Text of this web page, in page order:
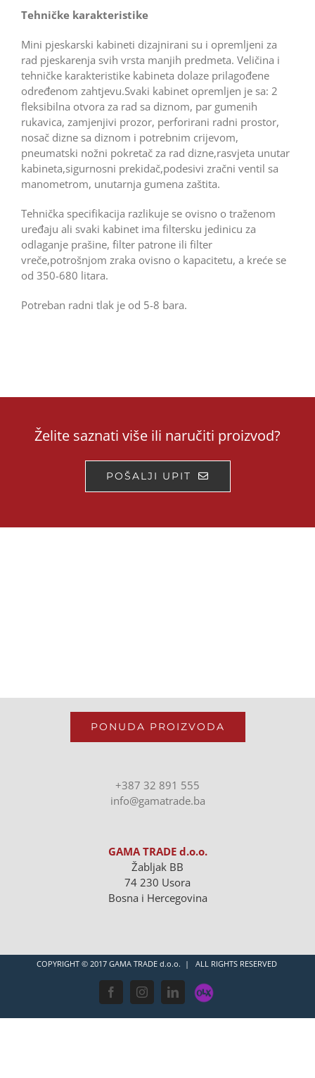
Tehničke karakteristike
Mini pjeskarski kabineti dizajnirani su i opremljeni za
rad pjeskarenja svih vrsta manjih predmeta. Veličina i
tehničke karakteristike kabineta dolaze prilagođene
određenom zahtjevu.Svaki kabinet opremljen je sa: 2
fleksibilna otvora za rad sa diznom, par gumenih
rukavica, zamjenjivi prozor, perforirani radni prostor,
nosač dizne sa diznom i potrebnim crijevom,
pneumatski nožni pokretač za rad dizne,rasvjeta unutar
kabineta,sigurnosni prekidač,podesivi zračni ventil sa
manometrom, unutarnja gumena zaštita.
Tehnička specifikacija razlikuje se ovisno o traženom
uređaju ali svaki kabinet ima filtersku jedinicu za
odlaganje prašine, filter patrone ili filter
vreče,potrošnjom zraka ovisno o kapacitetu, a kreće se
od 350-680 litara.
Potreban radni tlak je od 5-8 bara.
Želite saznati više ili naručiti proizvod?
POŠALJI UPIT
PONUDA PROIZVODA
+387 32 891 555
info@gamatrade.ba
GAMA TRADE d.o.o.
Žabljak BB
74 230 Usora
Bosna i Hercegovina
COPYRIGHT © 2017 GAMA TRADE d.o.o. | ALL RIGHTS RESERVED
FacebookInstagramLinkedIn
OLX